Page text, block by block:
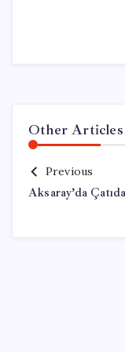
Other Articles
Previous
Aksaray’da